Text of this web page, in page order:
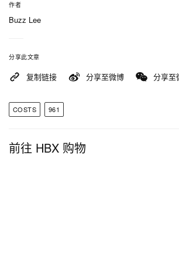
作者
Buzz Lee
分享此文章
复制链接 分享至微博 分享至
COSTS 961
前往 HBX 购物